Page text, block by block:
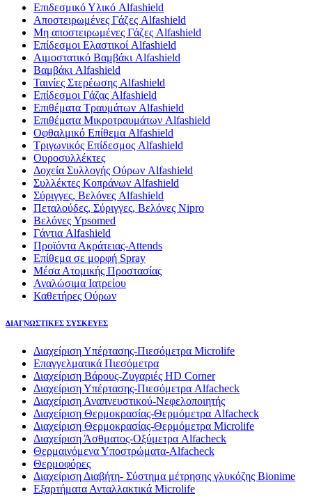
Επιδεσμικό Υλικό Alfashield
Αποστειρωμένες Γάζες Alfashield
Μη αποστειρωμένες Γάζες Alfashield
Επίδεσμοι Ελαστικοί Alfashield
Αιμοστατικό Βαμβάκι Alfashield
Βαμβάκι Alfashield
Ταινίες Στερέωσης Alfashield
Επίδεσμοι Γάζας Alfashield
Επιθέματα Τραυμάτων Alfashield
Επιθέματα Μικροτραυμάτων Alfashield
Οφθαλμικό Eπίθεμα Alfashield
Τριγωνικός Επίδεσμος Alfashield
Ουροσυλλέκτες
Δοχεία Συλλογής Ούρων Alfashield
Συλλέκτες Κοπράνων Alfashield
Σύριγγες, Βελόνες Alfashield
Πεταλούδες, Σύριγγες, Βελόνες Nipro
Βελόνες Ypsomed
Γάντια Alfashield
Προϊόντα Ακράτειας-Attends
Επίθεμα σε μορφή Spray
Μέσα Ατομικής Προστασίας
Αναλώσιμα Ιατρείου
Καθετήρες Ούρων
ΔΙΑΓΝΩΣΤΙΚΕΣ ΣΥΣΚΕΥΕΣ
Διαχείριση Υπέρτασης-Πιεσόμετρα Microlife
Επαγγελματικά Πιεσόμετρα
Διαχείριση Βάρους-Ζυγαριές HD Corner
Διαχείριση Υπέρτασης-Πιεσόμετρα Alfacheck
Διαχείριση Αναπνευστικού-Νεφελοποιητής
Διαχείριση Θερμοκρασίας-Θερμόμετρα Alfacheck
Διαχείριση Θερμοκρασίας-Θερμόμετρα Microlife
Διαχείριση Άσθματος-Οξύμετρα Alfacheck
Θερμαινόμενα Υποστρώματα-Alfacheck
Θερμοφόρες
Διαχείριση Διαβήτη- Σύστημα μέτρησης γλυκόζης Bionime
Εξαρτήματα Ανταλλακτικά Microlife